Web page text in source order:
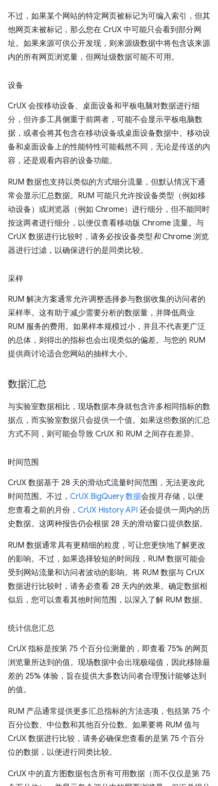
不过，如果某个网站的特定网页被标记为可编入索引，但其
他网页未被标记，那么您在 CrUX 中可能只会看到部分网
址。如果来源可供公开发现，则来源级数据中将包含该来源
内的所有网页浏览量，但网址级数据可能不可用。
设备
CrUX 会按移动设备、桌面设备和平板电脑对数据进行细
分，但许多工具侧重于前两者，可能不会显示平板电脑数
据，或者会将其包含在移动设备或桌面设备数据中。移动设
备和桌面设备上的性能特性可能截然不同，无论是传送的内
容，还是观看内容的设备功能。
RUM 数据也支持以类似的方式细分流量，但默认情况下通
常会显示汇总数据。RUM 可能只允许按设备类型（例如移
动设备）或浏览器（例如 Chrome）进行细分，但不能同时
按这两者进行细分，以便仅查看移动版 Chrome 流量。与
CrUX 数据进行比较时，请务必按设备类型和Chrome 浏览
器进行过滤，以确保进行的是同类比较。
采样
RUM 解决方案通常允许调整选择参与数据收集的访问者的
采样率。这有助于减少需要分析的数据量，并降低商业
RUM 服务的费用。如果样本规模过小，并且不代表更广泛
的总体，则得出的指标也会出现类似的偏差。与您的 RUM
提供商讨论适合您网站的抽样大小。
数据汇总
与实验室数据相比，现场数据本身就包含许多相同指标的数
据点，而实验室数据只会提供一个值。如果这些数据的汇总
方式不同，则可能会导致 CrUX 和 RUM 之间存在差异。
时间范围
CrUX 数据基于 28 天的滑动式流量时间范围，无法更改此
时间范围。不过， CrUX BigQuery 数据会按月存储，以便
您查看之前的月份， CrUX History API 还会提供一周内的历
史数据。这两种报告仍会根据 28 天的滑动窗口提供数据。
RUM 数据通常具有更精细的粒度，可让您更快地了解更改
的影响。不过，如果选择较短的时间段，RUM 数据可能会
受到网站流量和访问者波动的影响。将 RUM 数据与 CrUX
数据进行比较时，请务必查看 28 天内的效果。确定数据相
似后，您可以查看其他时间范围，以深入了解 RUM 数据。
统计信息汇总
CrUX 指标是按第 75 个百分位测量的，即查看 75% 的网页
浏览量所达到的值。现场数据中会出现极端值，因此移除最
差的 25% 体验，旨在提供大多数访问者合理预计能够达到
的值。
RUM 产品通常提供更多汇总指标的方法选项，包括第 75 个
百分位数、中位数和其他百分位数。如果要将 RUM 值与
CrUX 数据进行比较，请务必确保您查看的是第 75 个百分
位的数据，以便进行同类比较。
CrUX 中的直方图数据包含所有可用数据（而不仅仅是第 75